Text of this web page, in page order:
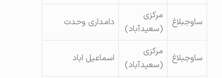
ساوجبلاغ
مرکزی
(سعیدآباد)
دامداری وحدت
ساوجبلاغ
مرکزی
(سعیدآباد)
اسماعیل اباد